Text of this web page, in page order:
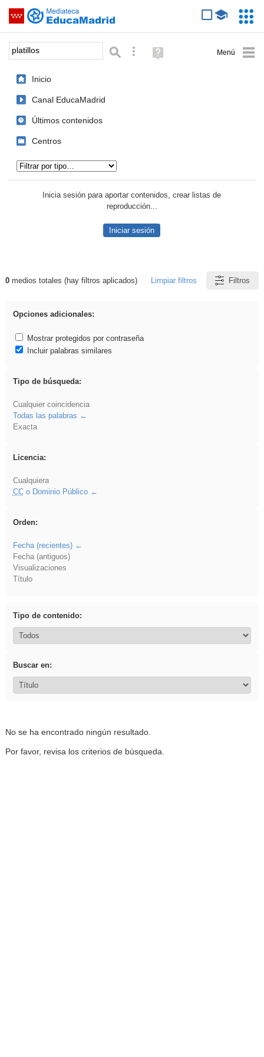
Saltar navegación
Palabra o frase: Búsqueda avanzada
Ayuda
(en
Inicio
Canal EducaMadrid
Últimos contenidos
Centros
Inicia sesión para aportar contenidos, crear listas de
reproducción...
Iniciar sesión
Resultados de: platillos
0medios totales (hay filtros aplicados) Limpiar filtros Filtros
Opciones adicionales:
Mostrar protegidos por contraseña
Incluir palabras similares
Tipo de búsqueda:
Cualquier coincidencia
Todas las palabras
Exacta
Licencia:
Cualquiera
CCo Dominio Público
Orden:
Fecha (recientes)
Fecha (antiguos)
Visualizaciones
Título
Tipo de contenido:
Buscar en:
No se ha encontrado ningún resultado.
Por favor, revisa los criterios de búsqueda.